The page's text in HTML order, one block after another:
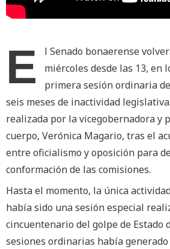
E
l Senado bonaerense
miércoles desde las 13, en
primera sesión ordinaria
seis meses de inactividad
realizada por la vicegobernadora y
cuerpo, Verónica Magario, tras el
entre oficialismo y oposición para
conformación de las comisiones.
Hasta el momento, la única
había sido una sesión especial
cincuentenario del golpe de Estado
sesiones ordinarias había